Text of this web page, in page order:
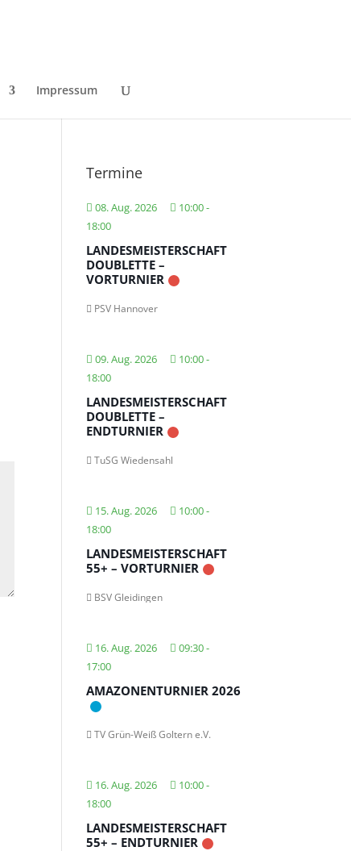
Impressum
Termine
08. Aug. 2026 10:00-
18:00
LANDESMEISTERSCHAFT
DOUBLETTE –
VORTURNIER
PSV Hannover
09. Aug. 2026 10:00-
18:00
LANDESMEISTERSCHAFT
DOUBLETTE –
ENDTURNIER
TuSG Wiedensahl
15. Aug. 2026 10:00-
18:00
LANDESMEISTERSCHAFT
55+ – VORTURNIER
BSV Gleidingen
16. Aug. 2026 09:30-
17:00
AMAZONENTURNIER 2026
TV Grün-Weiß Goltern e.V.
16. Aug. 2026 10:00-
18:00
LANDESMEISTERSCHAFT
55+ – ENDTURNIER